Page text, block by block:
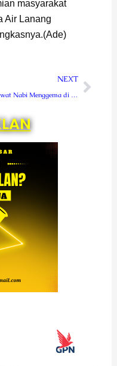
masyarakat
Air Lanang
NEXT
Shalawat Nabi Menggema di Lapas Kelas IIA Curup
Next